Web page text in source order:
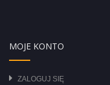
MOJE KONTO
ZALOGUJ SIĘ